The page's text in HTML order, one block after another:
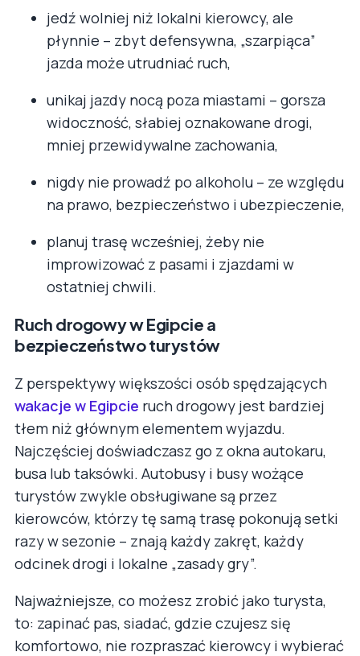
jedź wolniej niż lokalni kierowcy, ale
płynnie – zbyt defensywna, „szarpiąca”
jazda może utrudniać ruch,
unikaj jazdy nocą poza miastami – gorsza
widoczność, słabiej oznakowane drogi,
mniej przewidywalne zachowania,
nigdy nie prowadź po alkoholu – ze względu
na prawo, bezpieczeństwo i ubezpieczenie,
planuj trasę wcześniej, żeby nie
improwizować z pasami i zjazdami w
ostatniej chwili.
Ruch drogowy w Egipcie a
bezpieczeństwo turystów
Z perspektywy większości osób spędzających
wakacje w Egipcie ruch drogowy jest bardziej
tłem niż głównym elementem wyjazdu.
Najczęściej doświadczasz go z okna autokaru,
busa lub taksówki. Autobusy i busy wożące
turystów zwykle obsługiwane są przez
kierowców, którzy tę samą trasę pokonują setki
razy w sezonie – znają każdy zakręt, każdy
odcinek drogi i lokalne „zasady gry”.
Najważniejsze, co możesz zrobić jako turysta,
to: zapinać pas, siadać, gdzie czujesz się
komfortowo, nie rozpraszać kierowcy i wybierać